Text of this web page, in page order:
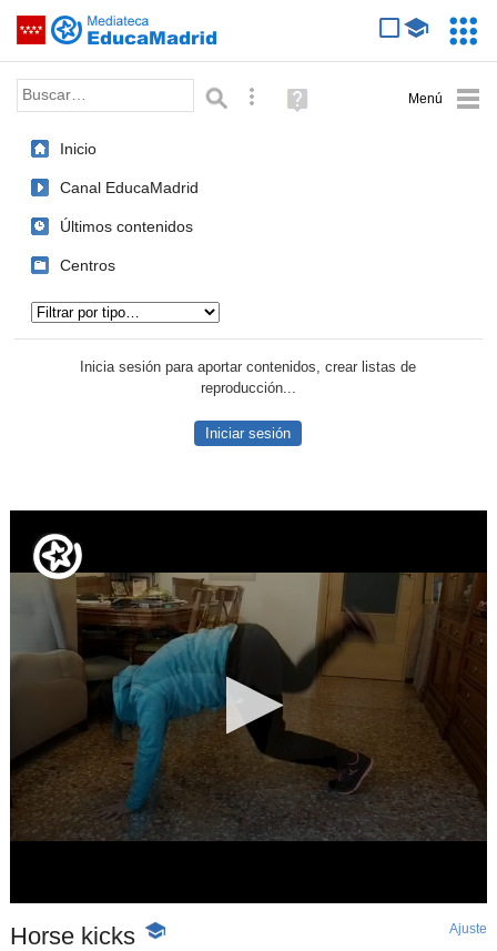
Saltar navegación
Palabra o frase: Búsqueda avanzada
Ayuda
(en
Inicio
Canal EducaMadrid
Últimos contenidos
Centros
Inicia sesión para aportar contenidos, crear listas de
reproducción...
Iniciar sesión
Horse kicks -
Ajuste